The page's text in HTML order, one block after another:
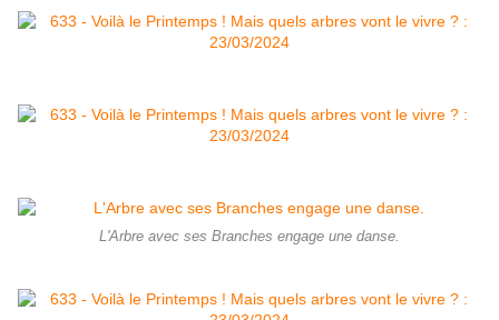
L'Arbre avec ses Branches engage une danse.